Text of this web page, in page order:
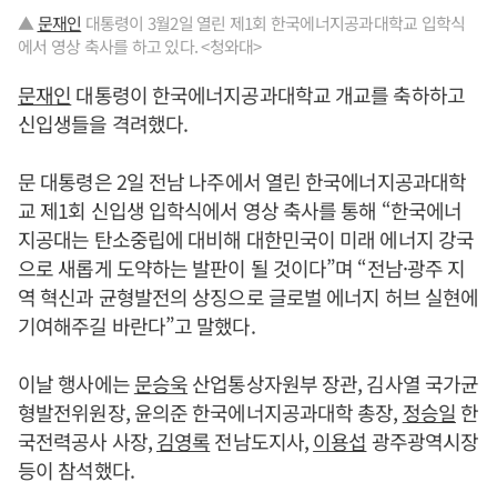
▲문재인 대통령이 3월2일 열린 제1회 한국에너지공과대학교 입학식
에서 영상 축사를 하고 있다. <청와대>
문재인 대통령이 한국에너지공과대학교 개교를 축하하고
신입생들을 격려했다.
문 대통령은 2일 전남 나주에서 열린 한국에너지공과대학
교 제1회 신입생 입학식에서 영상 축사를 통해 “한국에너
지공대는 탄소중립에 대비해 대한민국이 미래 에너지 강국
으로 새롭게 도약하는 발판이 될 것이다”며 “전남·광주 지
역 혁신과 균형발전의 상징으로 글로벌 에너지 허브 실현에
기여해주길 바란다”고 말했다.
이날 행사에는문승욱산업통상자원부 장관, 김사열 국가균
형발전위원장, 윤의준 한국에너지공과대학 총장, 정승일 한
국전력공사 사장,김영록전남도지사,이용섭 광주광역시장
등이 참석했다.